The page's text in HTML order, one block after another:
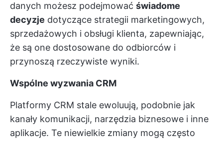
danych możesz podejmować świadome
decyzje dotyczące strategii marketingowych,
sprzedażowych i obsługi klienta, zapewniając,
że są one dostosowane do odbiorców i
przynoszą rzeczywiste wyniki.
Wspólne wyzwania CRM
Platformy CRM stale ewoluują, podobnie jak
kanały komunikacji, narzędzia biznesowe i inne
aplikacje. Te niewielkie zmiany mogą często